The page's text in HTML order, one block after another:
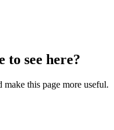
to see here?
this page more useful.